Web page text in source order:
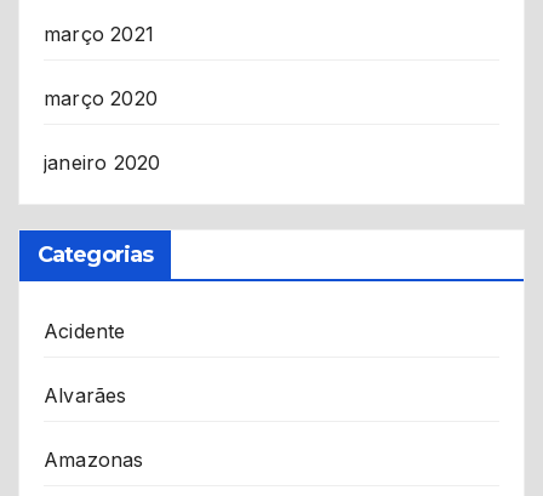
março 2021
março 2020
janeiro 2020
Categorias
Acidente
Alvarães
Amazonas